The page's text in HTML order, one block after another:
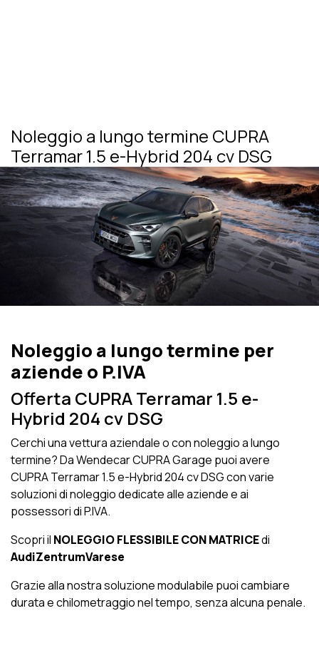
Noleggio a lungo termine CUPRA
Terramar 1.5 e-Hybrid 204 cv DSG
Noleggio a lungo termine per
aziende o P.IVA
Offerta CUPRA Terramar 1.5 e-
Hybrid 204 cv DSG
Cerchi una vettura aziendale o con noleggio a lungo
termine? Da Wendecar CUPRA Garage puoi avere
CUPRA Terramar 1.5 e-Hybrid 204 cv DSG con varie
soluzioni di noleggio dedicate alle aziende e ai
possessori di P.IVA.
Scopri il NOLEGGIO FLESSIBILE CON MATRICEdi
AudiZentrumVarese
Grazie alla nostra soluzione modulabile puoi cambiare
durata e chilometraggio nel tempo, senza alcuna penale.